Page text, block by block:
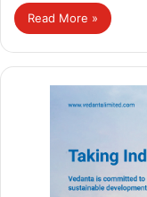
Read More »